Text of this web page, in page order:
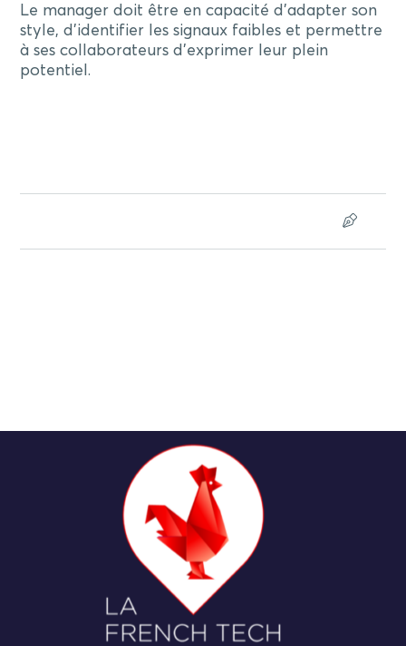
Le manager doit être en capacité d’adapter son
style, d’identifier les signaux faibles et permettre
à ses collaborateurs d’exprimer leur plein
potentiel.